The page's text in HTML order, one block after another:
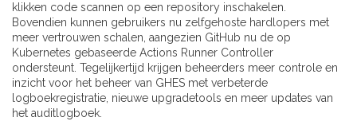
klikken code scannen op een repository inschakelen.
Bovendien kunnen gebruikers nu zelfgehoste hardlopers met
meer vertrouwen schalen, aangezien GitHub nu de op
Kubernetes gebaseerde Actions Runner Controller
ondersteunt. Tegelijkertijd krijgen beheerders meer controle en
inzicht voor het beheer van GHES met verbeterde
logboekregistratie, nieuwe upgradetools en meer updates van
het auditlogboek.